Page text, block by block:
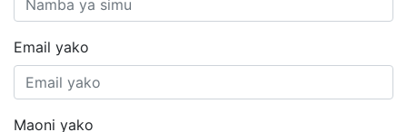
Email yako
Maoni yako